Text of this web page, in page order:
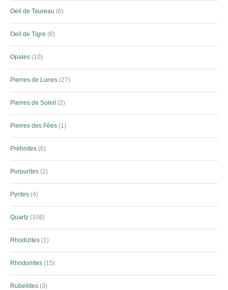
Oeil de Taureau 6
Oeil de Tigre 6
Opales 10
Pierres de Lunes 27
Pierres de Soleil 2
Pierres des Fées 1
Préhnites 6
Purpurites 2
Pyrites 4
Quartz 108
Rhodizites 1
Rhodonites 15
Rubellites 3